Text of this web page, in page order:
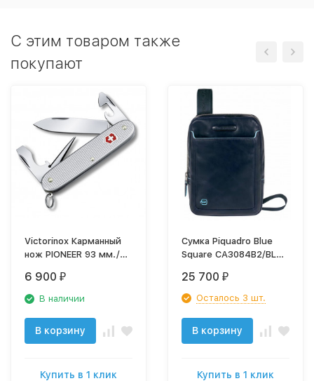
C этим товаром также
покупают
Victorinox Карманный
нож PIONEER 93 мм./
0.8201.26
6 900 ₽
В наличии
В корзину
Купить в 1 клик
Сумка Piquadro Blue
Square CA3084B2/BLU2
25 700 ₽
Осталось 3 шт.
В корзину
Купить в 1 клик